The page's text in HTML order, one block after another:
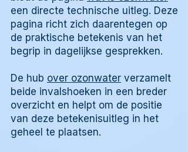
een directe technische uitleg. Deze
pagina richt zich daarentegen op
de praktische betekenis van het
begrip in dagelijkse gesprekken.
De hub over ozonwater verzamelt
beide invalshoeken in een breder
overzicht en helpt om de positie
van deze betekenisuitleg in het
geheel te plaatsen.